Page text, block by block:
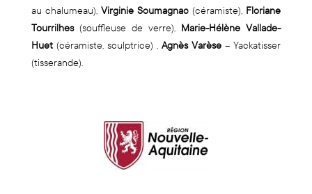
au chalumeau), Virginie Soumagnac (céramiste), Floriane
Tourrilhes(souffleuse de verre), Marie-Hélène Vallade-
Huet(céramiste, sculptrice) ,Agnès Varèse – Yackatisser
(tisserande).